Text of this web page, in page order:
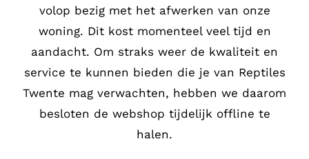
Blog
Service
Contact
volop bezig met het afwerken van onze
woning. Dit kost momenteel veel tijd en
aandacht. Om straks weer de kwaliteit en
service te kunnen bieden die je van Reptiles
Twente mag verwachten, hebben we daarom
besloten de webshop tijdelijk offline te
halen.